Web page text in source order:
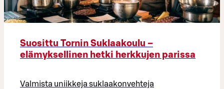
Suosittu Tornin Suklaakoulu –
elämyksellinen hetki herkkujen parissa
Valmista uniikkeja suklaakonvehteja